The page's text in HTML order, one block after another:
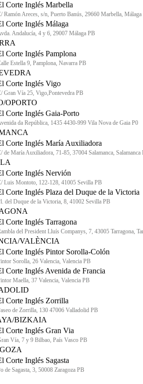
Corte Inglés Marbella
Ramón Areces, s/n, Puerto Banús, 29660 Marbella,
Corte Inglés Málaga
Andalucía, 4 y 6, 29007 Málaga PB
Corte Inglés Pamplona
Estella 9, Pamplona, Navarra PB
Corte Inglés Vigo
Gran Vía 25, Vigo,Pontevedra PB
OPORTO
Corte Inglés Gaia-Porto
da República, 1435 4430-999 Vila Nova de Gaia P0
Corte Inglés María Auxiliadora
de María Auxiliadora, 71-85, 37004 Salamanca, Salamanca
Corte Inglés Nervión
Luis Montoto, 122-128, 41005 Sevilla PB
Corte Inglés Plaza del Duque de la Victoria
del Duque de la Victoria, 8, 41002 Sevilla PB
Corte Inglés Tarragona
del President Lluís Companys, 7, 43005 Tarragona,
VALÈNCIA
Corte Inglés Pintor Sorolla-Colón
Sorolla, 26 Valencia, Valencia PB
Corte Inglés Avenida de Francia
Maella, 37 Valencia, Valencia PB
Corte Inglés Zorrilla
de Zorrilla, 130 47006 Valladolid PB
BIZKAIA
Corte Inglés Gran Via
Vía, 7 y 9 Bilbao, País Vasco PB
Corte Inglés Sagasta
de Sagasta, 3, 50008 Zaragoza PB